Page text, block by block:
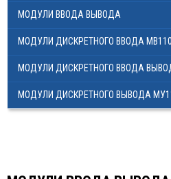
SCHNEIDER ELECTRIC
МОДУЛИ ВВОДА ВЫВОДА
МОДУЛИ ДИСКРЕТНОГО ВВОДА МВ110
МОДУЛИ ДИСКРЕТНОГО ВВОДА
МОДУЛИ ДИСКРЕТНОГО ВЫВОДА